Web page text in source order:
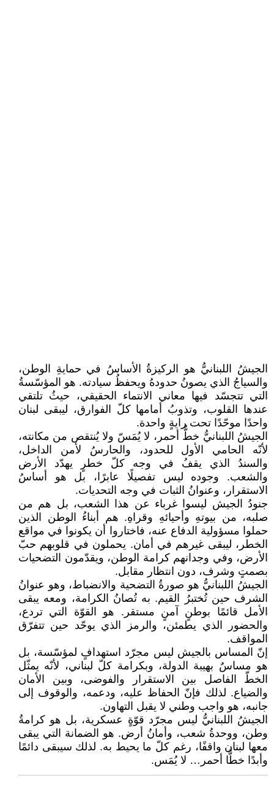
الجيشُ اللبنانيُّ هو الركيزةُ الأساسُ في حمايةِ الوطن،
والسياجُ الذي يصونُ حدودهُ ويحفظُ سيادته. هو المؤسّسةُ
التي تتجسّد فيها معاني الانتماء الحقيقي، حيثُ تلتقي
عندها القلوب، وتذوبُ أمامها كلّ الفوارق، ليبقى لبنان
واحدًا موحّدًا تحت رايةٍ واحدة.
الجيشُ اللبنانيُّ خطٌّ أحمر، لا يُمَسّ ولا يُنتقص من مكانته،
لأنّه الحامي الأول للحدود، والحارسُ لأمن الداخل،
والسندُ الذي يقفُ في وجه كلّ خطرٍ يهدّد الأرض
والشعب. وجوده ليس تفصيلًا عابرًا، بل هو أساسُ
الاستقرار، وعنوانُ الثبات في وجه التحديات.
جنودُ الجيش ليسوا غرباء عن هذا الشعب، بل هم من
صلبه، من بيوتهِ وأحيائهِ وقراهِ. هم أبناءُ الوطن الذين
حملوا مسؤولية الدفاع عنه، فاختاروا أن يكونوا في مواقع
الخطر، ليبقى غيرهم في أمان. يحملون في قلوبهم حبّ
الأرض، وفي وجدانهم كرامة الوطن، ويقدّمون التضحيات
بصمتٍ وشرف، دون انتظار مقابل.
الجيشُ اللبنانيُّ هو صورةُ التضحية والانضباط، وهو عنوانُ
الشرف حين تُختبرُ القيم. به تُصانُ الكرامة، ومعه يبقى
الأمل قائمًا بوطنٍ آمنٍ مستقر. هو القوّة التي تردع،
والحضور الذي يطمئن، والرمز الذي يوحّد حين تتفرّق
المواقف.
إنّ المساس بالجيش ليس مجرّد استهدافٍ لمؤسّسة، بل
هو مساسٌ بهيبة الدولة، وبكرامة كلّ لبناني، لأنّه يمثّل
الخطّ الفاصل بين الاستقرار والفوضى، وبين الأمان
والضياع. لذلك فإنّ الحفاظ عليه، ودعمه، والوقوف إلى
جانبه، هو واجب وطني لا يقبل التهاون.
الجيشُ اللبنانيُّ ليس مجرّد قوّةٍ عسكرية، بل هو كرامةُ
وطن، ووحدةُ شعب، وأمانُ أرض. هو الضمانة التي يبقى
معها لبنان واقفًا، رغم كلّ ما يحيط به. لذلك سيبقى دائمًا
وأبدًا خطًّا أحمر… لا يُمَس.